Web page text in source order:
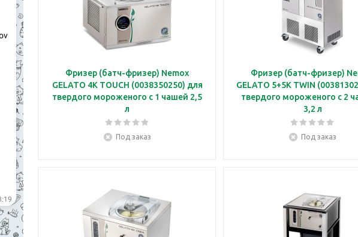
Фризер (батч-фризер) Nemox
GELATO 4K TOUCH (0038350250) для
твердого мороженого с 1 чашей 2,5
л
Под заказ
Фризер (батч-фризер)
GELATO 5+5K TWIN
твердого мороженого с 2
3,2 л
Под заказ